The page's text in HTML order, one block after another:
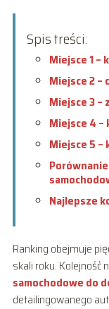
Spis treści:
Miejsce 1
Miejsce 2 –
Miejsce 3 –
Miejsce 4
Miejsce 5
Najlepsze
Ranking obejmuje
skali roku. Kolejność
samochodowe do
detailingowanego